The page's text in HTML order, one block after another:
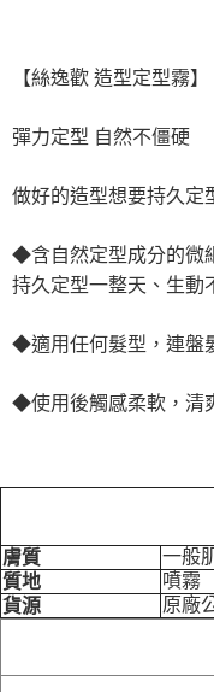
【絲逸歡 造型定型霧】
彈力定型 自然不僵硬
做好的造型想要持久定
◆含自然定型成分的微
持久定型一整天、生動
◆適用任何髮型，連盤
◆使用後觸感柔軟，清
膚質
一般
質地
噴霧
貨源
原廠